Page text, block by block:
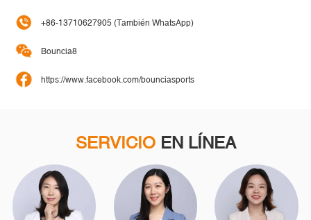
+86-13710627905 (También WhatsApp)
Bouncia8
https://www.facebook.com/bounciasports
SERVICIO EN LÍNEA